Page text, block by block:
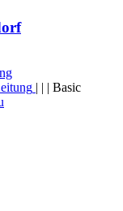
| | | Basic